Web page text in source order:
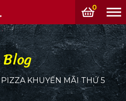
0
Blog
PIZZA KHUYẾN MÃI THỨ 5